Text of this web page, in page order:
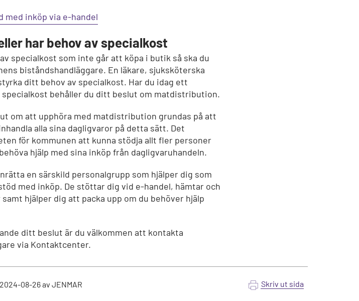
med inköp via e-handel
har behov av specialkost
specialkost som inte går att köpa i butik så ska du
biståndshandläggare. En läkare, sjuksköterska
ditt behov av specialkost. Har du idag ett
specialkost behåller du ditt beslut om matdistribution.
om att upphöra med matdistribution grundas på att
alla sina dagligvaror på detta sätt. Det
för kommunen att kunna stödja allt fler personer
hjälp med sina inköp från dagligvaruhandeln.
en särskild personalgrupp som hjälper dig som
med inköp. De stöttar dig vid e-handel, hämtar och
hjälper dig att packa upp om du behöver hjälp
ditt beslut är du välkommen att kontakta
via Kontaktcenter.
2024-08-26av JENMAR Skriv ut sida